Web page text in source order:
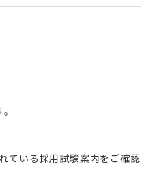
ている採用試験案内をご確認